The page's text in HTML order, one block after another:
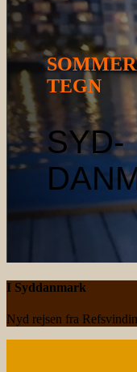
TEGN
SYD-
I Syddanmark
Nyd rejsen fra